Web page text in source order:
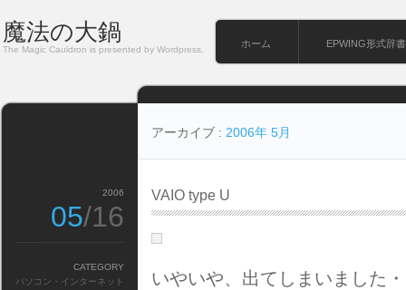
魔法の大鍋
The Magic Cauldron is presented by Wordpress.
ホーム EPWING形式辞書
アーカイブ : 2006年 5月
VAIO type U
いやいや、出てしまいました
2006
05/16
CATEGORY
パソコン・インターネット